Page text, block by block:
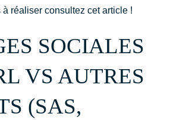
réaliser consultez cet article !
SOCIALES
VS AUTRES
(SAS,